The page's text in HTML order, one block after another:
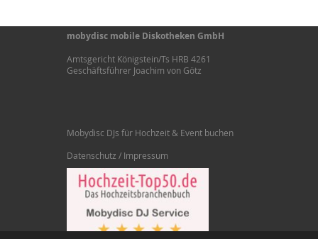
mobydisc mobile Diskotheken GmbH
Amtsgericht Königstein/Ts HRB 4261
Geschäftsführer Joachim von Götz
Mobydisc DJs für Hochzeit & Event buchen
Datenschutz / Impressum